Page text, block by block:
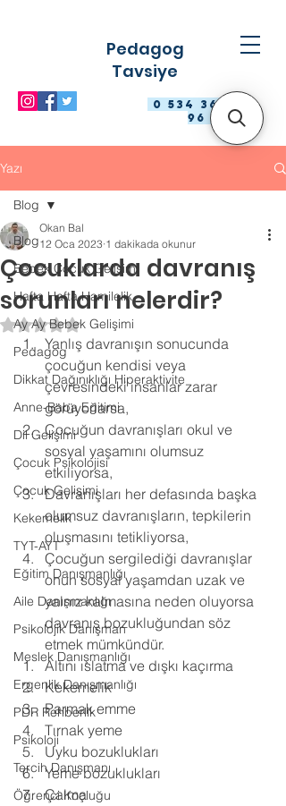
0 534 363 98
96
Pedagog
Tavsiye
Yazı
Blog
Bebek Çocuk Gelişimi
Hafta Hafta Hamilelik
Ay Ay Bebek Gelişimi
Pedagog
Dikkat Dağınıklığı Hiperaktivite
Anne-Baba Eğitimi
Dil Gelişimi
Çocuk Psikolojisi
Çocuk Gelişimi
Kekemelik
TYT-AYT
Eğitim Danışmanlığı
Aile Danışmanlığı
Psikolojik Danışman
Meslek Danışmanlığı
Ergenlik Danışmanlığı
PDR Rehberlik
Psikoloji
Tercih Danışmanı
Öğrenci Koçluğu
Blog
Çocuklarda davranış
sorunları nelerdir?
Okan Bal
12 Oca 2023 1 dakikada okunur
5 üzerinden NaN yıldız
Yanlış davranışın sonucunda
çocuğun kendisi veya
çevresindeki insanlar zarar
görüyorlarsa,
Çocuğun davranışları okul ve
sosyal yaşamını olumsuz
etkiliyorsa,
Davranışları her defasında başka
olumsuz davranışların, tepkilerin
oluşmasını tetikliyorsa,
Çocuğun sergilediği davranışlar
onun sosyal yaşamdan uzak ve
yalnız kalmasına neden oluyorsa
davranış bozukluğundan söz
etmek mümkündür.
Altını ıslatma ve dışkı kaçırma
Kekemelik
Parmak emme
Tırnak yeme
Uyku bozuklukları
Yeme bozuklukları
Çalma